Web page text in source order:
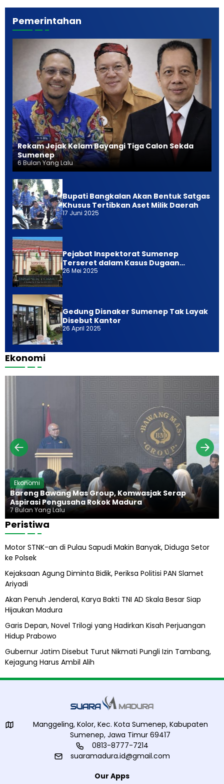
Pemerintahan
Rekam Jejak Kelam Bayangi Tiga Calon Sekda
Sumenep
6 Bulan Yang Lalu
Bupati Bangkalan Akan Bentuk Satgas
Khusus Tertibkan Aset Milik Daerah
17 Juni 2025
Pejabat Inspektorat Sumenep
Terseret dalam Kasus Dugaan
Pemerasan
26 Mei 2025
Gedung Disnaker Sumenep Tak Layak
Disebut Kantor
26 April 2025
Ekonomi
Ekonomi
Bareng Bawang Mas Group, Komwasjak Serap
Aspirasi Pengusaha Rokok Madura
7 Bulan Yang Lalu
Peristiwa
Motor STNK-an di Pulau Sapudi Makin Banyak, Diduga Setor
ke Polsek
Kejaksaan Agung Diminta Bidik, Periksa Politisi PAN Slamet
Ariyadi
Akan Penuh Jenderal, Karya Bakti TNI AD Skala Besar Siap
Hijaukan Madura
Garis Depan, Novel Trilogi yang Hadirkan Kisah Perjuangan
Hidup Prabowo
Gubernur Jatim Disebut Turut Nikmati Pungli Izin Tambang,
Kejagung Harus Ambil Alih
Manggeling, Kolor, Kec. Kota Sumenep, Kabupaten
Sumenep, Jawa Timur 69417
0813-8777-7214
suaramadura.id@gmail.com
Our Apps